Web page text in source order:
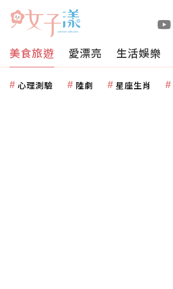
美食旅遊 愛漂亮 生活娛樂
心理測驗 陸劇 星座生肖